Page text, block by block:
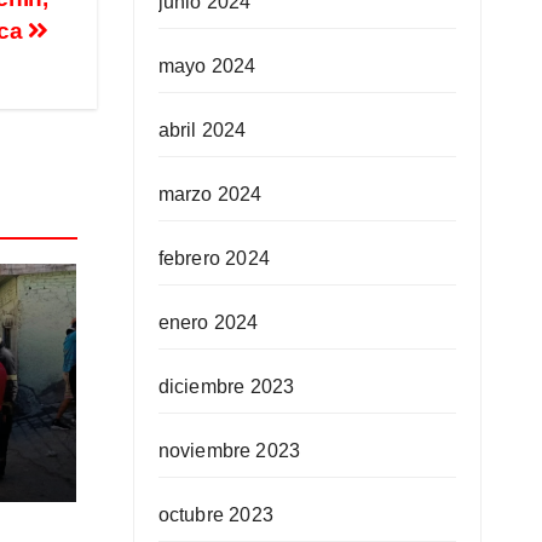
mayo 2024
abril 2024
marzo 2024
febrero 2024
enero 2024
diciembre 2023
noviembre 2023
octubre 2023